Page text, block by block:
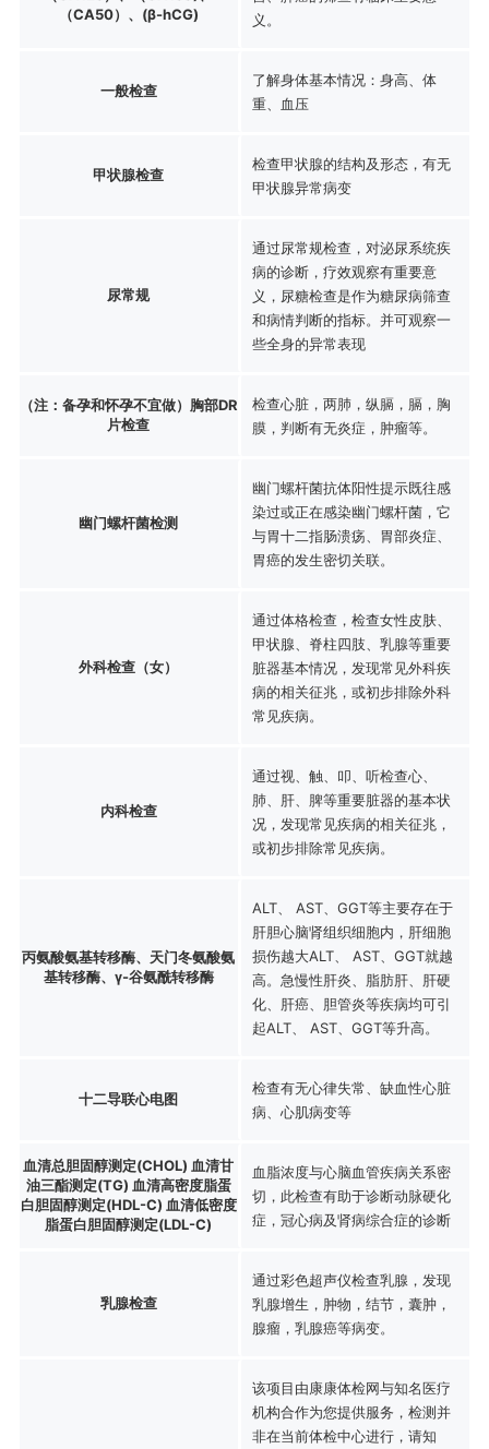
（CA50）、(β-hCG)
义。
一般检查
了解身体基本情况：身高、体
重、血压
甲状腺检查
检查甲状腺的结构及形态，有无
甲状腺异常病变
尿常规
通过尿常规检查，对泌尿系统疾
病的诊断，疗效观察有重要意
义，尿糖检查是作为糖尿病筛查
和病情判断的指标。并可观察一
些全身的异常表现
（注：备孕和怀孕不宜做）胸部DR
片检查
检查心脏，两肺，纵膈，膈，胸
膜，判断有无炎症，肿瘤等。
幽门螺杆菌检测
幽门螺杆菌抗体阳性提示既往感
染过或正在感染幽门螺杆菌，它
与胃十二指肠溃疡、胃部炎症、
胃癌的发生密切关联。
外科检查（女）
通过体格检查，检查女性皮肤、
甲状腺、脊柱四肢、乳腺等重要
脏器基本情况，发现常见外科疾
病的相关征兆，或初步排除外科
常见疾病。
内科检查
通过视、触、叩、听检查心、
肺、肝、脾等重要脏器的基本状
况，发现常见疾病的相关征兆，
或初步排除常见疾病。
丙氨酸氨基转移酶、天门冬氨酸氨
基转移酶、γ-谷氨酰转移酶
ALT、 AST、GGT等主要存在于
肝胆心脑肾组织细胞内，肝细胞
损伤越大ALT、 AST、GGT就越
高。急慢性肝炎、脂肪肝、肝硬
化、肝癌、胆管炎等疾病均可引
起ALT、 AST、GGT等升高。
十二导联心电图
检查有无心律失常、缺血性心脏
病、心肌病变等
血清总胆固醇测定(CHOL) 血清甘
油三酯测定(TG) 血清高密度脂蛋
白胆固醇测定(HDL-C) 血清低密度
脂蛋白胆固醇测定(LDL-C)
血脂浓度与心脑血管疾病关系密
切，此检查有助于诊断动脉硬化
症，冠心病及肾病综合症的诊断
乳腺检查
通过彩色超声仪检查乳腺，发现
乳腺增生，肿物，结节，囊肿，
腺瘤，乳腺癌等病变。
该项目由康康体检网与知名医疗
机构合作为您提供服务，检测并
非在当前体检中心进行，请知